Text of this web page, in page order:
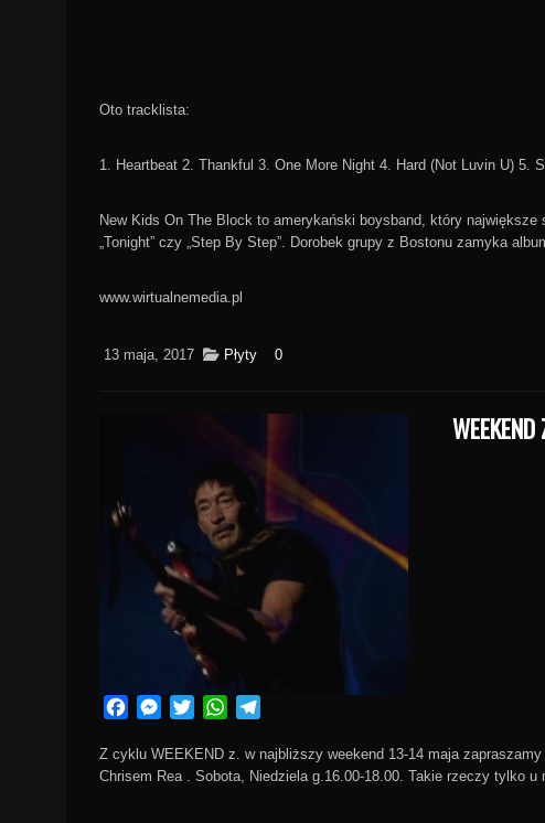
Oto tracklista:
1. Heartbeat 2. Thankful 3. One More Night 4. Hard (Not Luvin U) 5.
New Kids On The Block to amerykański boysband, który
„Tonight” czy „Step By Step”. Dorobek grupy z Bostonu zamyka
www.wirtualnemedia.pl
13 maja, 2017 Płyty 0
FacebookMessenger
TwitterWhatsApp
Z cyklu WEEKEND z. w najbliższy weekend 13-14 maja
Chrisem Rea . Sobota, Niedziela g.16.00-18.00. Takie rzeczy tylko